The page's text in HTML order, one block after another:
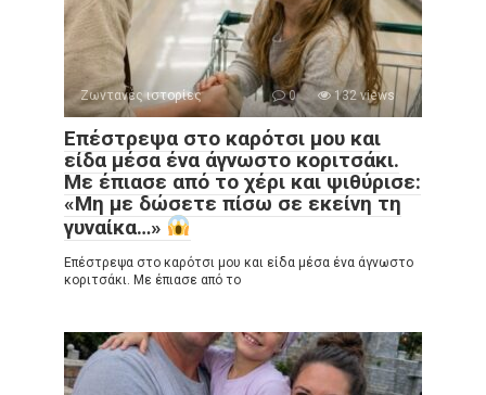
Ζωντανές ιστορίες 0 132 views
Επέστρεψα στο καρότσι μου και
είδα μέσα ένα άγνωστο κοριτσάκι.
Με έπιασε από το χέρι και ψιθύρισε:
«Μη με δώσετε πίσω σε εκείνη τη
γυναίκα…»
Επέστρεψα στο καρότσι μου και είδα μέσα ένα άγνωστο
κοριτσάκι. Με έπιασε από το